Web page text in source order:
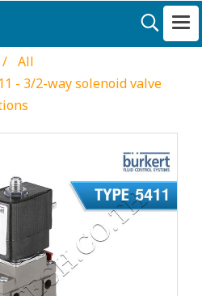
All
- 3/2-way solenoid valve